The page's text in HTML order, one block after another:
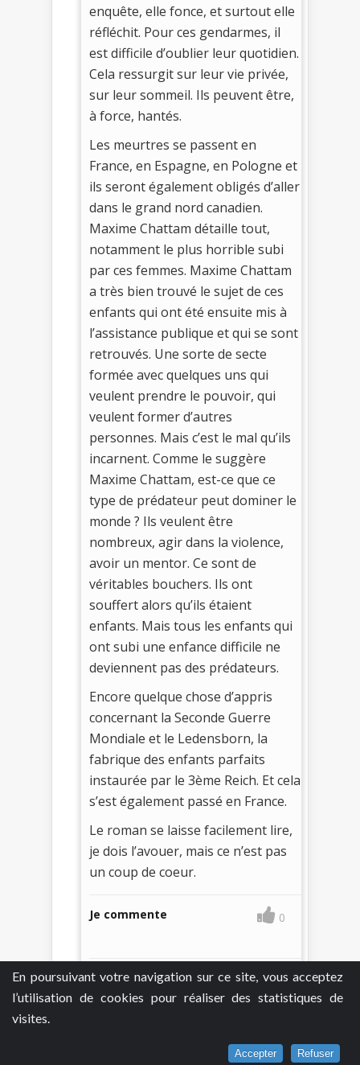
En poursuivant votre navigation sur ce site, vous acceptez
l’utilisation de cookies pour réaliser des statistiques de
visites.
Accepter Refuser
enquête, elle fonce, et surtout elle
réfléchit. Pour ces gendarmes, il
est difficile d’oublier leur quotidien.
Cela ressurgit sur leur vie privée,
sur leur sommeil. Ils peuvent être,
à force, hantés.
Les meurtres se passent en
France, en Espagne, en Pologne et
ils seront également obligés d’aller
dans le grand nord canadien.
Maxime Chattam détaille tout,
notamment le plus horrible subi
par ces femmes. Maxime Chattam
a très bien trouvé le sujet de ces
enfants qui ont été ensuite mis à
l’assistance publique et qui se sont
retrouvés. Une sorte de secte
formée avec quelques uns qui
veulent prendre le pouvoir, qui
veulent former d’autres
personnes. Mais c’est le mal qu’ils
incarnent. Comme le suggère
Maxime Chattam, est-ce que ce
type de prédateur peut dominer le
monde ? Ils veulent être
nombreux, agir dans la violence,
avoir un mentor. Ce sont de
véritables bouchers. Ils ont
souffert alors qu’ils étaient
enfants. Mais tous les enfants qui
ont subi une enfance difficile ne
deviennent pas des prédateurs.
Encore quelque chose d’appris
concernant la Seconde Guerre
Mondiale et le Ledensborn, la
fabrique des enfants parfaits
instaurée par le 3ème Reich. Et cela
s’est également passé en France.
Le roman se laisse facilement lire,
je dois l’avouer, mais ce n’est pas
un coup de coeur.
Je commente 0